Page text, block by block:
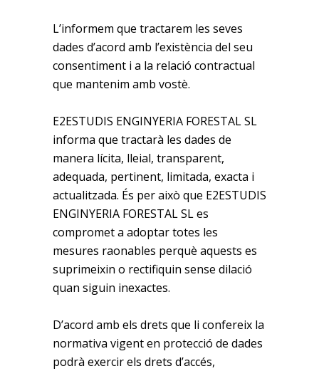
L’informem que tractarem les seves
dades d’acord amb l’existència del seu
consentiment i a la relació contractual
que mantenim amb vostè.
E2ESTUDIS ENGINYERIA FORESTAL SL
informa que tractarà les dades de
manera lícita, lleial, transparent,
adequada, pertinent, limitada, exacta i
actualitzada. És per això que E2ESTUDIS
ENGINYERIA FORESTAL SL es
compromet a adoptar totes les
mesures raonables perquè aquests es
suprimeixin o rectifiquin sense dilació
quan siguin inexactes.
D’acord amb els drets que li confereix la
normativa vigent en protecció de dades
podrà exercir els drets d’accés,